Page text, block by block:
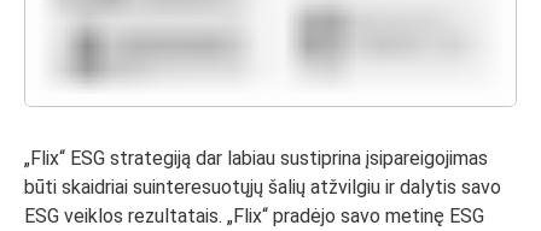
„Flix“ ESG strategiją dar labiau sustiprina įsipareigojimas
būti skaidriai suinteresuotųjų šalių atžvilgiu ir dalytis savo
ESG veiklos rezultatais. „Flix“ pradėjo savo metinę ESG